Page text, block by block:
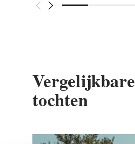
Vergelijkbare
tochten